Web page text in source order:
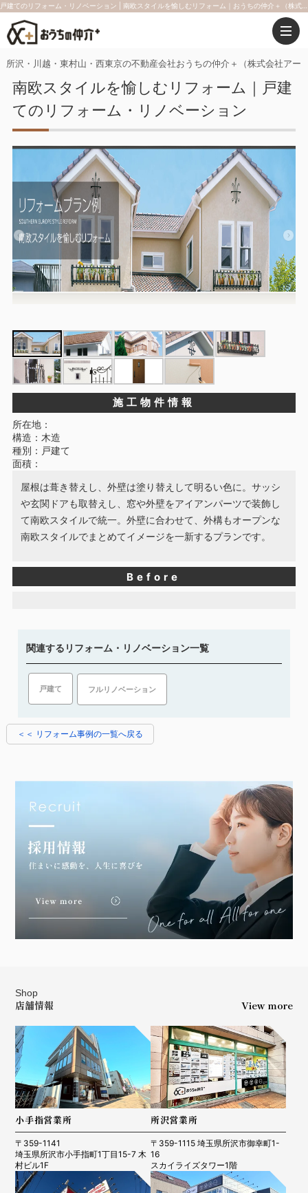
所沢・川越・東村山・西東京の不動産会社おうちの仲介＋（株式会社アー
南欧スタイルを愉しむリフォーム｜戸建
てのリフォーム・リノベーション
施工物件情報
所在地：
構造：木造
種別：戸建て
面積：
屋根は葺き替えし、外壁は塗り替えして明るい色に。サッシ
や玄関ドアも取替えし、窓や外壁をアイアンパーツで装飾し
て南欧スタイルで統一。外壁に合わせて、外構もオープンな
南欧スタイルでまとめてイメージを一新するプランです。
Before
関連するリフォーム・リノベーション一覧
戸建て フルリノベーション
＜＜ リフォーム事例の一覧へ戻る
Shop
店舗情報 View more
小手指営業所
〒359-1141
埼玉県所沢市小手指町1丁目15-7 木
村ビル1F
所沢営業所
〒359-1115 埼玉県所沢市御幸町1-
16
スカイライズタワー1階